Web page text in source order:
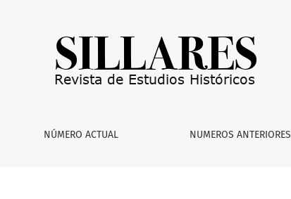
de Monterrey
NÚMERO ACTUAL NUMEROS ANTERIORES